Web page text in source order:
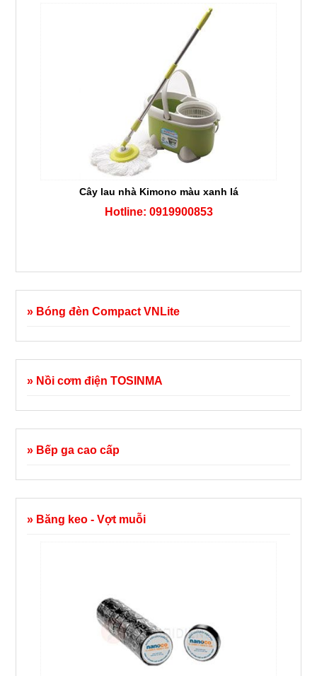
Cây lau nhà Kimono màu xanh lá
Hotline: 0919900853
» Bóng đèn Compact VNLite
» Nồi cơm điện TOSINMA
» Bếp ga cao cấp
» Băng keo - Vợt muỗi